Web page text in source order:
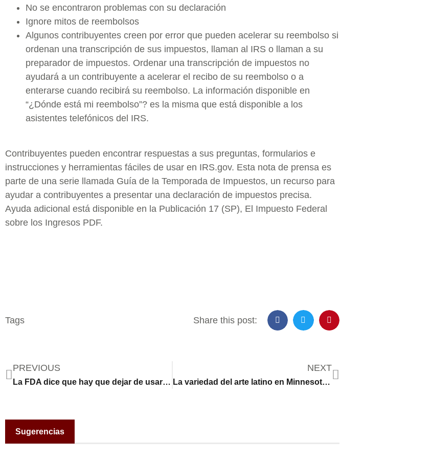
No se encontraron problemas con su declaración
Ignore mitos de reembolsos
Algunos contribuyentes creen por error que pueden acelerar su reembolso si
ordenan una transcripción de sus impuestos, llaman al IRS o llaman a su
preparador de impuestos. Ordenar una transcripción de impuestos no
ayudará a un contribuyente a acelerar el recibo de su reembolso o a
enterarse cuando recibirá su reembolso. La información disponible en
“¿Dónde está mi reembolso”? es la misma que está disponible a los
asistentes telefónicos del IRS.
Contribuyentes pueden encontrar respuestas a sus preguntas, formularios e
instrucciones y herramientas fáciles de usar en IRS.gov. Esta nota de prensa es
parte de una serie llamada Guía de la Temporada de Impuestos, un recurso para
ayudar a contribuyentes a presentar una declaración de impuestos precisa.
Ayuda adicional está disponible en la Publicación 17 (SP), El Impuesto Federal
sobre los Ingresos PDF.
Tags Share this post:
PREVIOUS
La FDA dice que hay que dejar de usar estas fórmulas para bebés, tras la hospitalización de 4 niños
NEXT
La variedad del arte latino en Minnesota, tema de un próximo libro
Sugerencias